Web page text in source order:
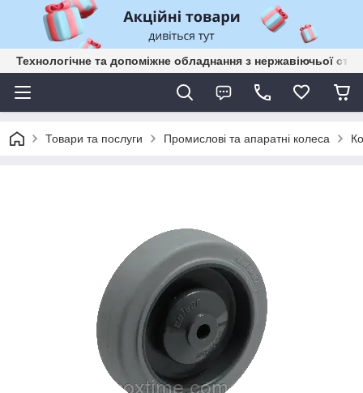
Технологічне та допоміжне обладнання з нержавіючьої
Товари та послуги Промислові та апаратні колеса